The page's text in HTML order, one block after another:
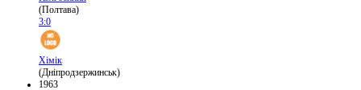
(Полтава)
3:0
Хімік
(Дніпродзержинськ)
1963